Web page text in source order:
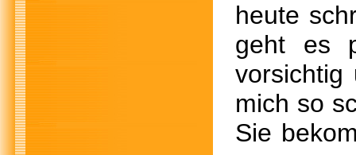
heute
geht es
vorsichtig
mich so
Sie